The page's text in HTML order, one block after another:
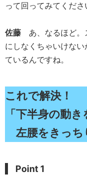
って回ってみてくださ
佐藤 あ、なるほど
にしなくちゃいけな
ているんですね。
これで解決！
「下半身の動
左腰をきっち
Point 1